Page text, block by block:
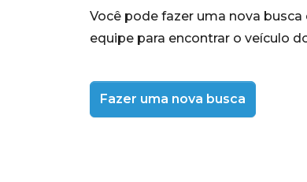
Você pode fazer uma nova
equipe para encontrar o veículo
Fazer uma nova busca